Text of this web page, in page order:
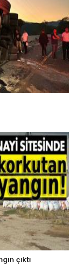
çıktı